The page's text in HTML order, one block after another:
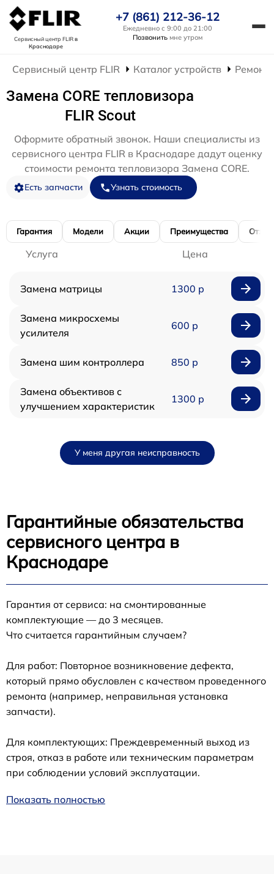
Сервисный центр FLIRв
Краснодаре
+7 (861) 212-36-12
Ежедневно с 9:00 до 21:00
Позвонить мне утром
Сервисный центр FLIR Каталог устройств Ремонт
Замена CORE тепловизора
FLIR Scout
Оформите обратный звонок. Наши специалисты из
сервисного центра FLIR в Краснодаре дадут оценку
стоимости ремонта тепловизора Замена CORE.
Есть запчасти Узнать стоимость
Гарантия Модели Акции Преимущества
Услуга Цена
Замена матрицы 1300 р
Замена микросхемы
усилителя
600 р
Замена шим контроллера 850 р
Замена объективов с
улучшением характеристик
1300 р
У меня другая неисправность
Гарантийные обязательства
сервисного центра в
Краснодаре
Гарантия от сервиса: на смонтированные
комплектующие — до 3 месяцев.
Что считается гарантийным случаем?
Для работ: Повторное возникновение дефекта,
который прямо обусловлен с качеством проведенного
ремонта (например, неправильная установка
запчасти).
Для комплектующих: Преждевременный выход из
строя, отказ в работе или техническим параметрам
при соблюдении условий эксплуатации.
Показать полностью